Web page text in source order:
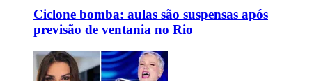
Ciclone bomba: aulas são suspensas após
previsão de ventania no Rio